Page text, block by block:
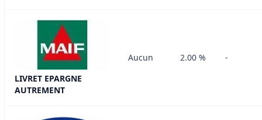
LIVRET EPARGNE
AUTREMENT
Aucun 2.00 % -